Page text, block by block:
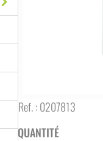
Ref. :0207813
QUANTITÉ